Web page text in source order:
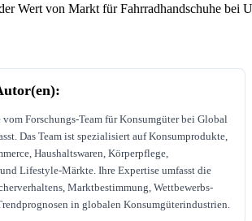
Wert von Markt für Fahrradhandschuhe bei
Forschungs-Team für Konsumgüter bei Global
Das Team ist spezialisiert auf Konsumprodukte,
Haushaltswaren, Körperpflege,
Lifestyle-Märkte. Ihre Expertise umfasst die
Marktbestimmung, Wettbewerbs-
in globalen Konsumgüterindustrien.